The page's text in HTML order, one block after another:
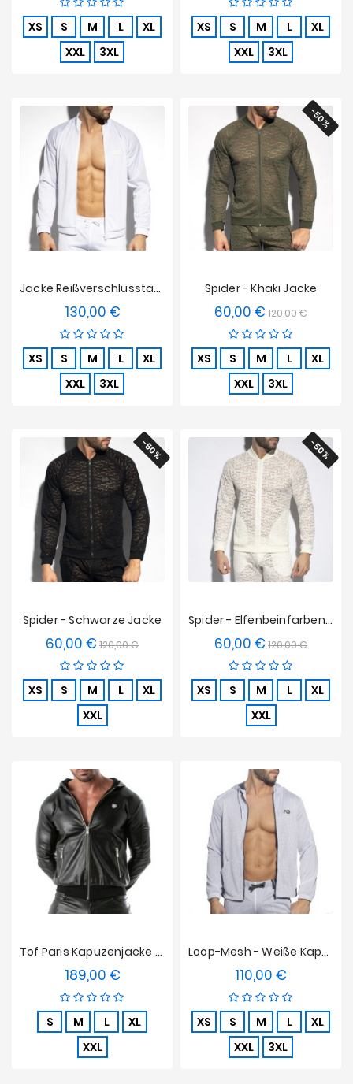
XS S M L
XL
XXL
3XL
XS S M L
XL
XXL
3XL
Jacke Reißverschlusstaschen - Weiß
130,00 €Preis
XS S M L
XL
XXL
3XL
-50%
Spider - Khaki Jacke
60,00 € Verkaufspreis
120,00 €Preis
XS S M L
XL
XXL
3XL
-50%
Spider - Schwarze Jacke
60,00 € Verkaufspreis
120,00 €Preis
XS S M L
XL
XXL
-50%
Spider - Elfenbeinfarbene Jacke
60,00 € Verkaufspreis
120,00 €Preis
XS S M L
XL
XXL
Tof Paris Kapuzenjacke Aus Kunstleder
189,00 €Preis
S M L
XL
XXL
Loop-Mesh - Weiße Kapuzenjacke
110,00 €
XS S M L
XL
XXL
3XL